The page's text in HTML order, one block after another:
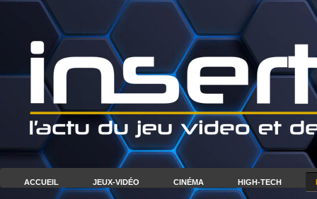
ACCUEIL JEUX-VIDÉO CINÉMA HIGH-TECH